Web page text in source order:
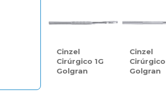
Cinzel
Cirúrgico 1G
Golgran
Cinzel
Cirúrgico
Golgran